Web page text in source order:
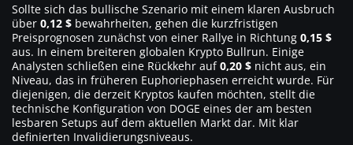
Sollte sich das bullische Szenario mit einem klaren Ausbruch
über 0,12 $ bewahrheiten, gehen die kurzfristigen
Preisprognosen zunächst von einer Rallye in Richtung 0,15 $
aus. In einem breiteren globalen Krypto Bullrun. Einige
Analysten schließen eine Rückkehr auf0,20 $ nicht aus, ein
Niveau, das in früheren Euphoriephasen erreicht wurde. Für
diejenigen, die derzeit Kryptos kaufen möchten, stellt die
technische Konfiguration von DOGE eines der am besten
lesbaren Setups auf dem aktuellen Markt dar. Mit klar
definierten Invalidierungsniveaus.